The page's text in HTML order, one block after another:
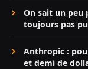
On sait un peu
toujours pas
Anthropic :
et demi de